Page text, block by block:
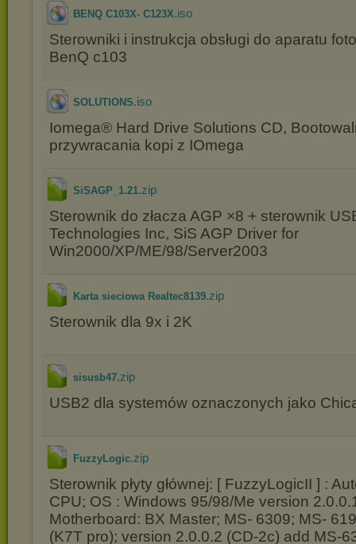
BENQ C103X- C123X.iso
Sterowniki i instrukcja obsługi do aparatu
BenQ c103
SOLUTIONS.iso
Iomega® Hard Drive Solutions CD,
przywracania kopi z IOmega
SiSAGP_1.21.zip
Sterownik do złacza AGP ×8 + sterownik
Technologies Inc, SiS AGP Driver for
Win2000/XP/ME/98/Server2003
Karta sieciowa Realtec8139.zip
Sterownik dla 9x i 2K
sisusb47.zip
USB2 dla systemów oznaczonych jako
FuzzyLogic.zip
Sterownik płyty głównej: [ FuzzyLogicII ] :
CPU; OS : Windows 95/98/Me version
Motherboard: BX Master; MS- 6309; MS-
(K7T pro); version 2.0.0.2 (CD-2c) add MS-